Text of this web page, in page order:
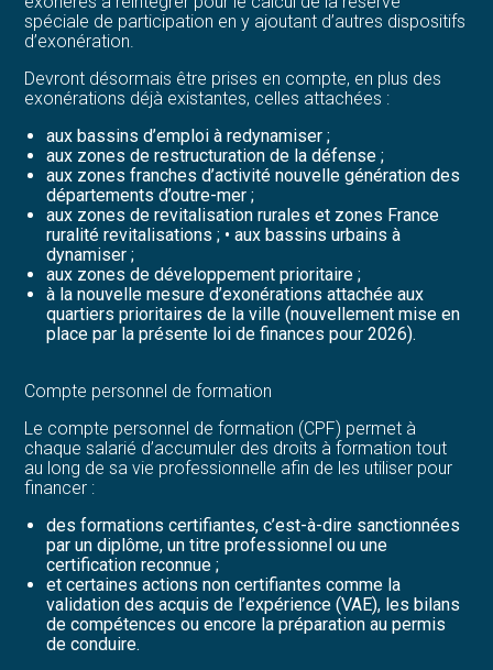
spéciale de participation en y ajoutant d’autres dispositifs
d’exonération.
Devront désormais être prises en compte, en plus des
exonérations déjà existantes, celles attachées :
aux bassins d’emploi à redynamiser ;
aux zones de restructuration de la défense ;
aux zones franches d’activité nouvelle génération des
départements d’outre-mer ;
aux zones de revitalisation rurales et zones France
ruralité revitalisations ; • aux bassins urbains à
dynamiser ;
aux zones de développement prioritaire ;
à la nouvelle mesure d’exonérations attachée aux
quartiers prioritaires de la ville (nouvellement mise en
place par la présente loi de finances pour 2026).
Compte personnel de formation
Le compte personnel de formation (CPF) permet à
chaque salarié d’accumuler des droits à formation tout
au long de sa vie professionnelle afin de les utiliser pour
financer :
des formations certifiantes, c’est-à-dire sanctionnées
par un diplôme, un titre professionnel ou une
certification reconnue ;
et certaines actions non certifiantes comme la
validation des acquis de l’expérience (VAE), les bilans
de compétences ou encore la préparation au permis
de conduire.